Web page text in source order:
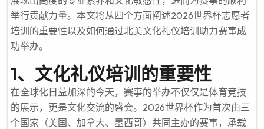
举行贡献力量。本文将从四个方面阐述2026世界杯志愿者
培训的重要性以及如何通过北美文化礼仪培训助力赛事成
功举办。
1、文化礼仪培训的重要性
在全球化日益加深的今天，赛事的举办不仅仅是体育竞技
的展示，更是文化交流的盛会。2026世界杯作为首次由三
个国家（美国、加拿大、墨西哥）共同主办的赛事，承载